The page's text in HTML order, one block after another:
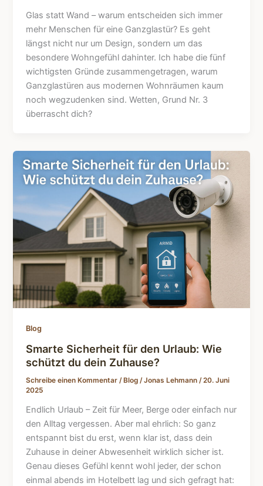
Glas statt Wand – warum entscheiden sich immer
mehr Menschen für eine Ganzglastür? Es geht
längst nicht nur um Design, sondern um das
besondere Wohngefühl dahinter. Ich habe die fünf
wichtigsten Gründe zusammengetragen, warum
Ganzglastüren aus modernen Wohnräumen kaum
noch wegzudenken sind. Wetten, Grund Nr. 3
überrascht dich?
Blog
Smarte Sicherheit für den Urlaub: Wie
schützt du dein Zuhause?
Schreibe einen Kommentar /Blog /Jonas Lehmann /20. Juni
2025
Endlich Urlaub – Zeit für Meer, Berge oder einfach nur
den Alltag vergessen. Aber mal ehrlich: So ganz
entspannt bist du erst, wenn klar ist, dass dein
Zuhause in deiner Abwesenheit wirklich sicher ist.
Genau dieses Gefühl kennt wohl jeder, der schon
einmal abends im Hotelbett lag und sich gefragt hat: